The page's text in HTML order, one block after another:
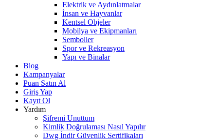
Elektrik ve Aydınlatmalar
İnsan ve Hayvanlar
Kentsel Objeler
Mobilya ve Ekipmanları
Semboller
Spor ve Rekreasyon
Yapı ve Binalar
Blog
Kampanyalar
Puan Satın Al
Giriş Yap
Kayıt Ol
Yardım
Şifremi Unuttum
Kimlik Doğrulaması Nasıl Yapılır
Dwg İndir Güvenlik Sertifikaları